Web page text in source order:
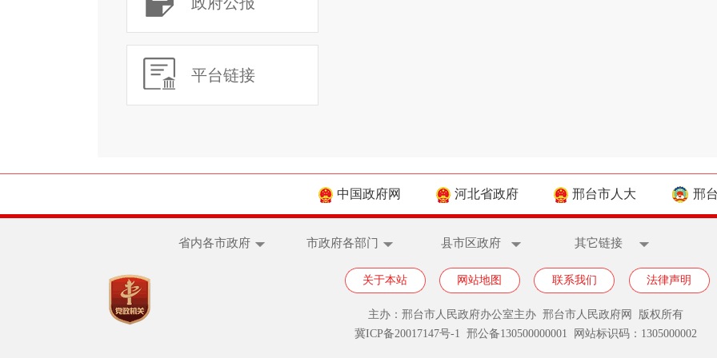
平台链接
中国政府网 河北省政府 邢台市人大 邢
省内各市政府 市政府各部门 县市区政府 其它链接
关于本站 网站地图 联系我们 法律声明
主办：邢台市人民政府办公室主办 邢台市人民政府网 版权所有
冀ICP备20017147号-1 邢公备130500000001 网站标识码：1305000002